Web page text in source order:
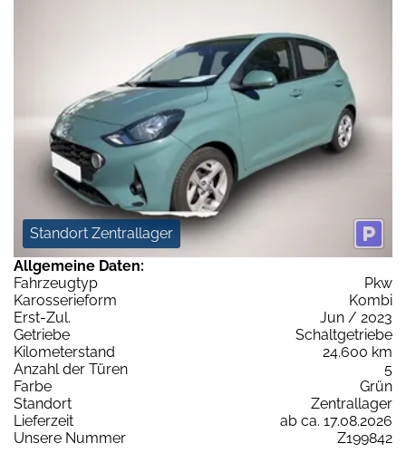
Standort Zentrallager
Allgemeine Daten:
Fahrzeugtyp
Pkw
Karosserieform
Kombi
Erst-Zul.
Jun / 2023
Getriebe
Schaltgetriebe
Kilometerstand
24.600 km
Anzahl der Türen
5
Farbe
Grün
Standort
Zentrallager
Lieferzeit
ab ca. 17.08.2026
Unsere Nummer
Z199842